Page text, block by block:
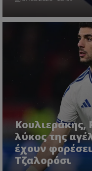
Κουλιεράκης,
λύκος της
έχουν
Τζαλορόσι